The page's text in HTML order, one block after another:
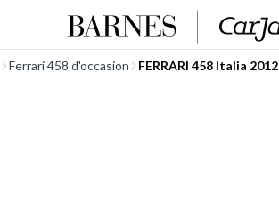
Ferrari 458 d'occasion FERRARI 458 Italia 2012